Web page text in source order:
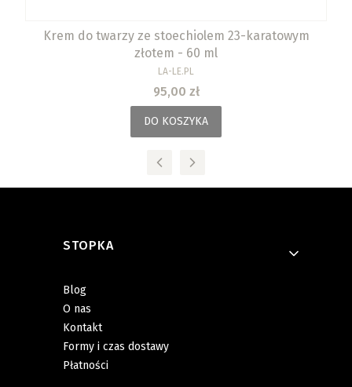
Krem do twarzy ze stoechiolem 23-karatowym
złotem - 60 ml
PRODUCENT
LA-LE.PL
Cena
95,00 zł
DO KOSZYKA
Linki w stopce
STOPKA
Blog
O nas
Kontakt
Formy i czas dostawy
Płatności